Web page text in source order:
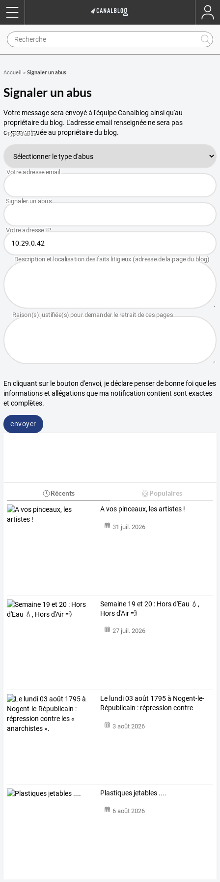
Accueil » Signaler un abus
Signaler un abus
Votre message sera envoyé à l'équipe Canalblog ainsi qu'au
propriétaire du blog. L'adresse email renseignée ne sera pas
communiquée au propriétaire du blog.
En cliquant sur le bouton d'envoi, je déclare penser de bonne foi que les
informations et allégations que ma notification contient sont exactes
et complètes.
envoyer
Récents Populaires
A vos pinceaux, les artistes !
31 juil. 2026
Semaine 19 et 20 : Hors d'Eau 💧,
Hors d'Air 💨
27 juil. 2026
Le lundi03 août 1795à Nogent-le-
Républicain : répression contre
3 août 2026
Plastiques jetables ....
6 août 2026